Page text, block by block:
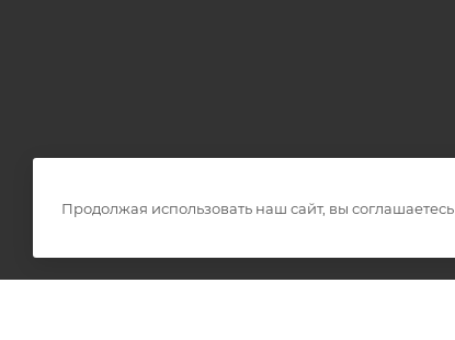
Продолжая использовать наш сайт, вы соглашаетесь